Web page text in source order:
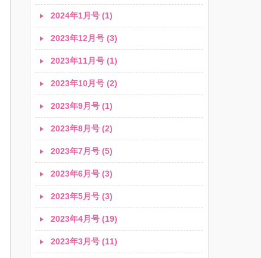
2024年1月号 (1)
2023年12月号 (3)
2023年11月号 (1)
2023年10月号 (2)
2023年9月号 (1)
2023年8月号 (2)
2023年7月号 (5)
2023年6月号 (3)
2023年5月号 (3)
2023年4月号 (19)
2023年3月号 (11)